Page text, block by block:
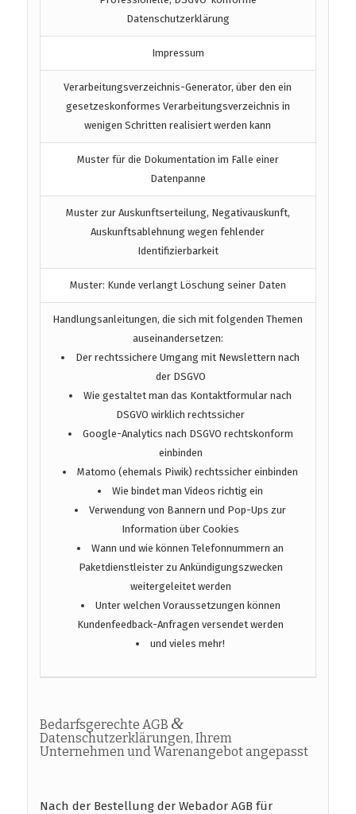
Datenschutzerklärung
Impressum
Verarbeitungsverzeichnis-Generator, über den ein
gesetzeskonformes Verarbeitungsverzeichnis in
wenigen Schritten realisiert werden kann
Muster für die Dokumentation im Falle einer
Datenpanne
Muster zur Auskunftserteilung, Negativauskunft,
Auskunftsablehnung wegen fehlender
Identifizierbarkeit
Muster: Kunde verlangt Löschung seiner Daten
Handlungsanleitungen, die sich mit folgenden Themen
auseinandersetzen:
Der rechtssichere Umgang mit Newslettern nach
der DSGVO
Wie gestaltet man das Kontaktformular nach
DSGVO wirklich rechtssicher
Google-Analytics nach DSGVO rechtskonform
einbinden
Matomo (ehemals Piwik) rechtssicher einbinden
Wie bindet man Videos richtig ein
Verwendung von Bannern und Pop-Ups zur
Information über Cookies
Wann und wie können Telefonnummern an
Paketdienstleister zu Ankündigungszwecken
weitergeleitet werden
Unter welchen Voraussetzungen können
Kundenfeedback-Anfragen versendet werden
und vieles mehr!
Bedarfsgerechte AGB &
Datenschutzerklärungen, Ihrem
Unternehmen und Warenangebot angepasst
Nach der Bestellung der Webador AGB für